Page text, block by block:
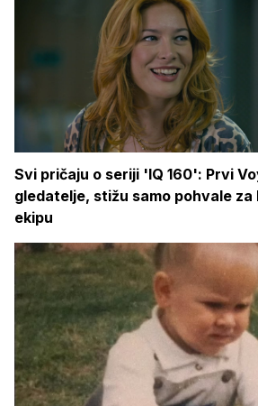
Svi pričaju o seriji 'IQ 160': Prvi
gledatelje, stižu samo pohvale za
ekipu